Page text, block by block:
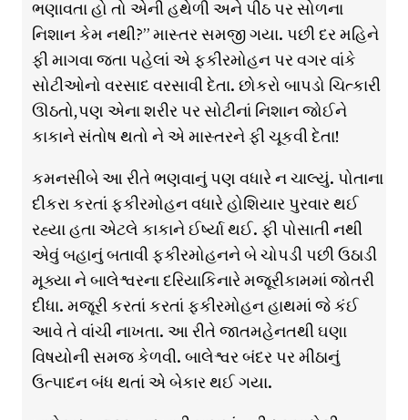
ભણાવતા હો તો એની હથેળી અને પીઠ પર સોળના
નિશાન કેમ નથી?” માસ્તર સમજી ગયા. પછી દર મહિને
ફી માગવા જતા પહેલાં એ ફકીરમોહન પર વગર વાંકે
સોટીઓનો વરસાદ વરસાવી દેતા. છોકરો બાપડો ચિત્કારી
ઊઠતો,પણ એના શરીર પર સોટીનાં નિશાન જોઈને
કાકાને સંતોષ થતો ને એ માસ્તરને ફી ચૂકવી દેતા!
કમનસીબે આ રીતે ભણવાનું પણ વધારે ન ચાલ્યું. પોતાના
દીકરા કરતાં ફકીરમોહન વધારે હોશિયાર પુરવાર થઈ
રહ્યા હતા એટલે કાકાને ઈર્ષ્યા થઈ. ફી પોસાતી નથી
એવું બહાનું બતાવી ફકીરમોહનને બે ચોપડી પછી ઉઠાડી
મૂક્યા ને બાલેશ્વરના દરિયાકિનારે મજૂરીકામમાં જોતરી
દીધા. મજૂરી કરતાં કરતાં ફકીરમોહન હાથમાં જે કંઈ
આવે તે વાંચી નાખતા. આ રીતે જાતમહેનતથી ઘણા
વિષયોની સમજ કેળવી. બાલેશ્વર બંદર પર મીઠાનું
ઉત્પાદન બંધ થતાં એ બેકાર થઈ ગયા.